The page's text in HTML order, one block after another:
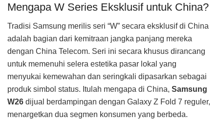
Mengapa W Series Eksklusif untuk China?
Tradisi Samsung merilis seri “W” secara eksklusif di China
adalah bagian dari kemitraan jangka panjang mereka
dengan China Telecom. Seri ini secara khusus dirancang
untuk memenuhi selera estetika pasar lokal yang
menyukai kemewahan dan seringkali dipasarkan sebagai
produk simbol status. Itulah mengapa di China, Samsung
W26 dijual berdampingan dengan Galaxy Z Fold 7 reguler,
menargetkan dua segmen konsumen yang berbeda.